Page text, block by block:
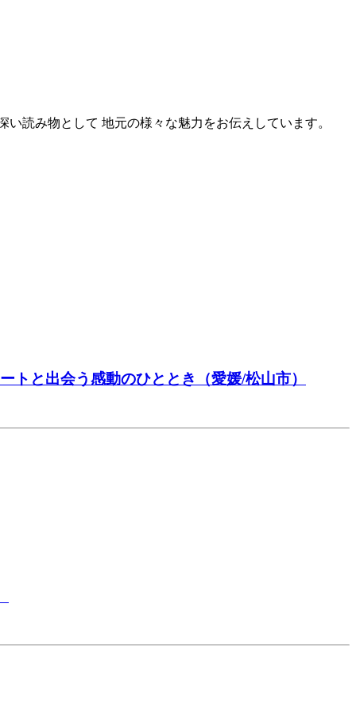
読み物として 地元の様々な魅力をお伝えしています。
トと出会う感動のひととき（愛媛/松山市）